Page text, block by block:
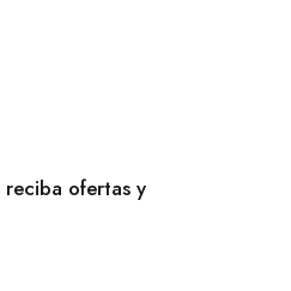
reciba ofertas y